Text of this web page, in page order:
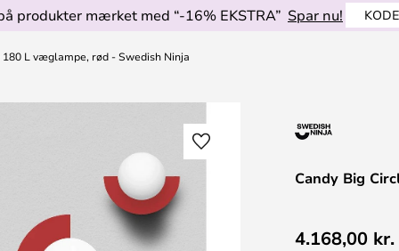
produkter mærket med “-16% EKSTRA” Spar nu!
180 L væglampe, rød - Swedish Ninja
Candy Big
4.168,00 kr.